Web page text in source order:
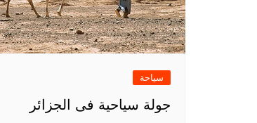
سياحة
جولة سياحية فى الجزائر